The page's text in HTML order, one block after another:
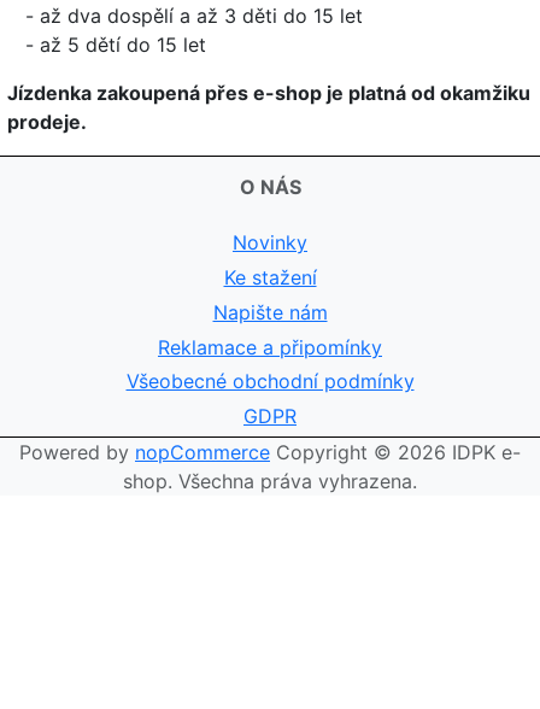
- až dva dospělí a až 3 děti do 15 let
- až 5 dětí do 15 let
Jízdenka zakoupená přes e-shop je platná od okamžiku
prodeje.
O NÁS
Novinky
Ke stažení
Napište nám
Reklamace a připomínky
Všeobecné obchodní podmínky
GDPR
Powered by nopCommerce Copyright © 2026 IDPK e-
shop. Všechna práva vyhrazena.